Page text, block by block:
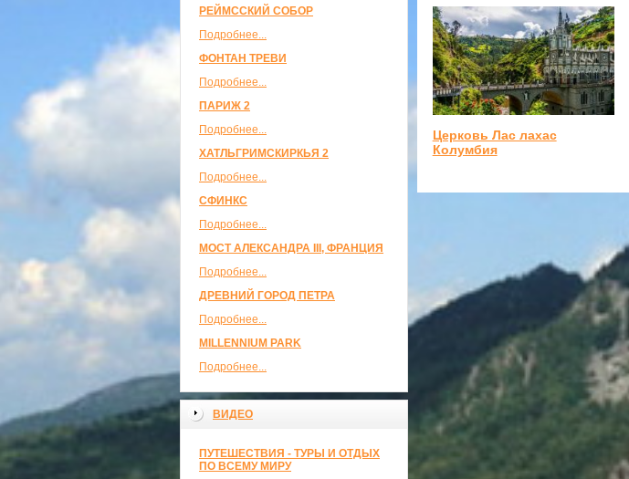
РЕЙМССКИЙ СОБОР
Подробнее...
ФОНТАН ТРЕВИ
Подробнее...
ПАРИЖ 2
Подробнее...
ХАТЛЬГРИМСКИРКЬЯ 2
Подробнее...
СФИНКС
Подробнее...
МОСТ АЛЕКСАНДРА III, ФРАНЦИЯ
Подробнее...
ДРЕВНИЙ ГОРОД ПЕТРА
Подробнее...
MILLENNIUM PARK
Подробнее...
ВИДЕО
ПУТЕШЕСТВИЯ - ТУРЫ И ОТДЫХ
ПО ВСЕМУ МИРУ
Церковь Лас лахас
Колумбия